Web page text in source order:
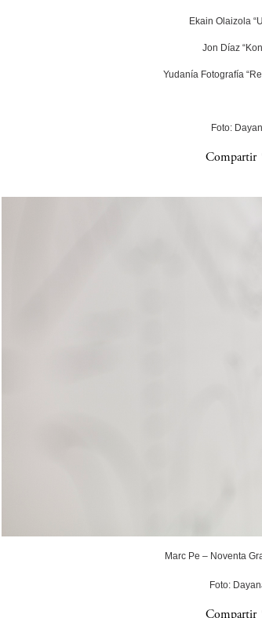
Ekain Olaizola
Jon Díaz
Yudanía Fotografía
Foto:
Compartir
Marc Pe – Noventa
Foto:
Compartir